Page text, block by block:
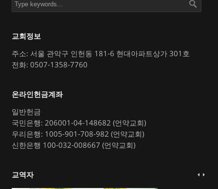
교회정보
주소: 서울 관악구 인헌동 181-6 현대아파트상가 301호
전화: 0507-1358-7760
온라인헌금계좌
일반헌금
국민은행: 206001-04-148682 (언약교회)
우리은행: 1005-901-708-982 (언약교회)
신한은행 100-032-008667 (언약교회)
교역자